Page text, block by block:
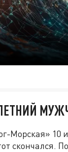
Морская»